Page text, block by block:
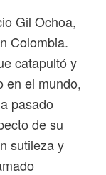
Gil Ochoa,
Colombia.
catapultó y
en el mundo,
pasado
de su
sutileza y